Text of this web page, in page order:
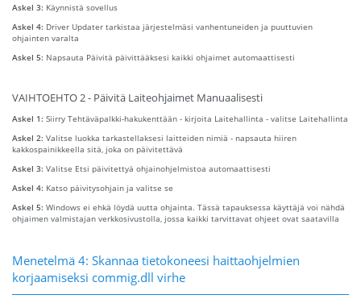
Askel 3: Käynnistä sovellus
Askel 4: Driver Updater tarkistaa järjestelmäsi vanhentuneiden ja puuttuvien
ohjainten varalta
Askel 5: Napsauta Päivitä päivittääksesi kaikki ohjaimet automaattisesti
VAIHTOEHTO 2 - Päivitä Laiteohjaimet Manuaalisesti
Askel 1: Siirry Tehtäväpalkki-hakukenttään - kirjoita Laitehallinta - valitse Laitehallinta
Askel 2: Valitse luokka tarkastellaksesi laitteiden nimiä - napsauta hiiren
kakkospainikkeella sitä, joka on päivitettävä
Askel 3: Valitse Etsi päivitettyä ohjainohjelmistoa automaattisesti
Askel 4: Katso päivitysohjain ja valitse se
Askel 5: Windows ei ehkä löydä uutta ohjainta. Tässä tapauksessa käyttäjä voi nähdä
ohjaimen valmistajan verkkosivustolla, jossa kaikki tarvittavat ohjeet ovat saatavilla
Menetelmä 4: Skannaa tietokoneesi haittaohjelmien
korjaamiseksi commig.dll virhe